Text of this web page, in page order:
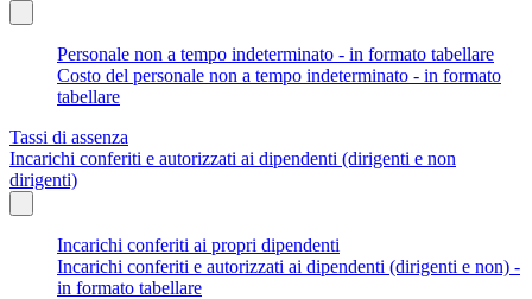
Personale non a tempo indeterminato - in formato tabellare
Costo del personale non a tempo indeterminato - in formato
tabellare
Tassi di assenza
Incarichi conferiti e autorizzati ai dipendenti (dirigenti e non
dirigenti)
Incarichi conferiti ai propri dipendenti
Incarichi conferiti e autorizzati ai dipendenti (dirigenti e non) -
in formato tabellare